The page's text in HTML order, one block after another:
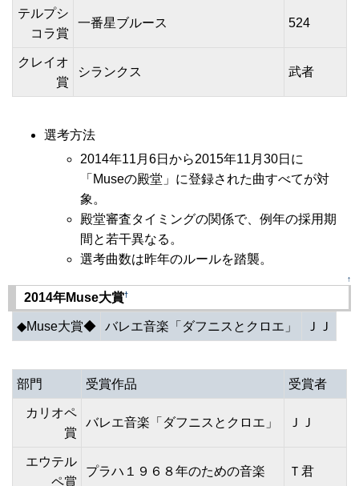
テルプシ
コラ賞
一番星ブルース 524
クレイオ
賞
シランクス 武者
選考方法
2014年11月6日から2015年11月30日に
「Museの殿堂」に登録された曲すべてが対
象。
殿堂審査タイミングの関係で、例年の採用期
間と若干異なる。
選考曲数は昨年のルールを踏襲。
↑
2014年Muse大賞†
◆Muse大賞◆ バレエ音楽「ダフニスとクロエ」 ＪＪ
部門 受賞作品 受賞者
カリオペ
賞
バレエ音楽「ダフニスとクロエ」 ＪＪ
エウテル
ペ賞
プラハ１９６８年のための音楽 Ｔ君